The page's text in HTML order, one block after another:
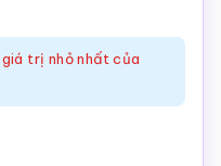
trị nhỏ nhất của